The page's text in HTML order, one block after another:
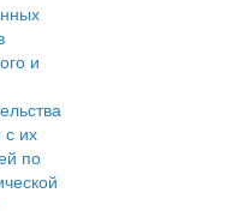
и
с их
по